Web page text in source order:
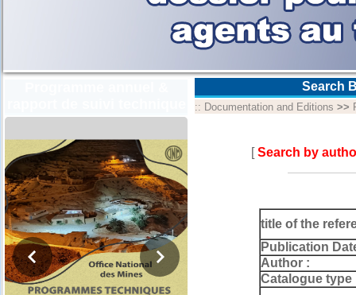
Search
:: Documentation and Editions >>
[Search by
title of the
Publication
Author :
Catalogue type